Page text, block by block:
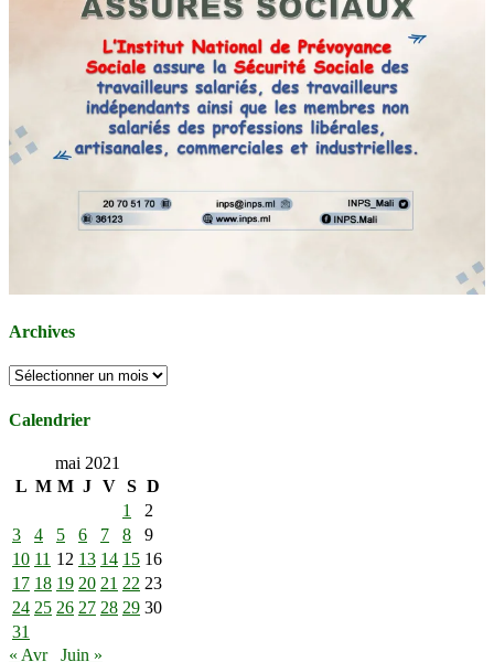
Archives
Archives
Calendrier
mai 2021
L M M J V S D
1
2
3
4 5 6 7 8
9
10 11 12 13 14 15 16
17 18 19 20 21 22 23
24 25 26 27 28 29 30
31
« Avr
Juin »